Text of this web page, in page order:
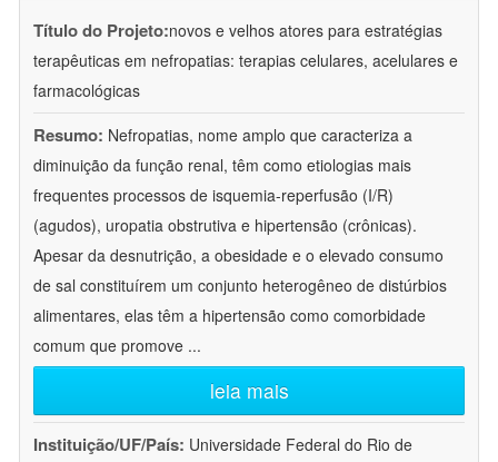
Título do Projeto:novos e velhos atores para estratégias
terapêuticas em nefropatias: terapias celulares, acelulares e
farmacológicas
Resumo: Nefropatias, nome amplo que caracteriza a
diminuição da função renal, têm como etiologias mais
frequentes processos de isquemia-reperfusão (I/R)
(agudos), uropatia obstrutiva e hipertensão (crônicas).
Apesar da desnutrição, a obesidade e o elevado consumo
de sal constituírem um conjunto heterogêneo de distúrbios
alimentares, elas têm a hipertensão como comorbidade
comum que promove ...
leia mais
Instituição/UF/País: Universidade Federal do Rio de